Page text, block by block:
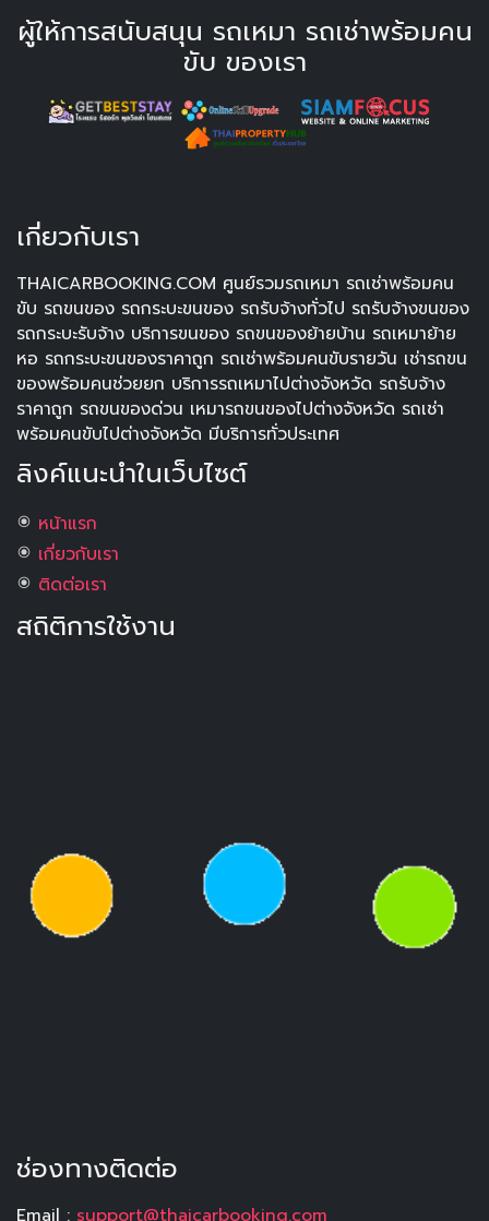
ผู้ให้การสนับสนุน รถเหมา รถเช่าพร้อมคน
ขับ ของเรา
เกี่ยวกับเรา
THAICARBOOKING.COM ศูนย์รวมรถเหมา รถเช่าพร้อมคน
ขับ รถขนของ รถกระบะขนของ รถรับจ้างทั่วไป รถรับจ้างขนของ
รถกระบะรับจ้าง บริการขนของ รถขนของย้ายบ้าน รถเหมาย้าย
หอ รถกระบะขนของราคาถูก รถเช่าพร้อมคนขับรายวัน เช่ารถขน
ของพร้อมคนช่วยยก บริการรถเหมาไปต่างจังหวัด รถรับจ้าง
ราคาถูก รถขนของด่วน เหมารถขนของไปต่างจังหวัด รถเช่า
พร้อมคนขับไปต่างจังหวัด มีบริการทั่วประเทศ
ลิงค์แนะนำในเว็บไซต์
หน้าแรก
เกี่ยวกับเรา
ติดต่อเรา
สถิติการใช้งาน
ช่องทางติดต่อ